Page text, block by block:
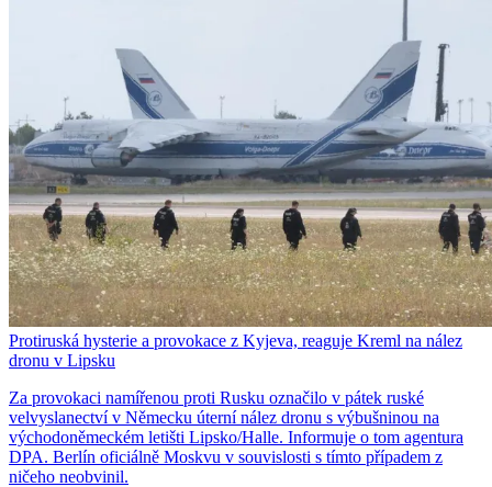
Protiruská hysterie a provokace z Kyjeva, reaguje Kreml na nález
dronu v Lipsku
Za provokaci namířenou proti Rusku označilo v pátek ruské
velvyslanectví v Německu úterní nález dronu s výbušninou na
východoněmeckém letišti Lipsko/Halle. Informuje o tom agentura
DPA. Berlín oficiálně Moskvu v souvislosti s tímto případem z
ničeho neobvinil.